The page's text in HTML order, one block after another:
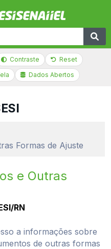
Contraste
Reset
Dados Abertos
Formas de Ajuste
e Outras
RN
a informações sobre
de outras formas